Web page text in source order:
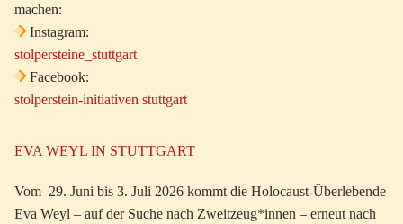
machen:
Instagram:
stolpersteine_stuttgart
Facebook:
stolperstein-initiativen stuttgart
EVA WEYL IN STUTTGART
Vom 29. Juni bis 3. Juli 2026 kommt die Holocaust-Überlebende
Eva Weyl – auf der Suche nach Zweitzeug*innen – erneut nach